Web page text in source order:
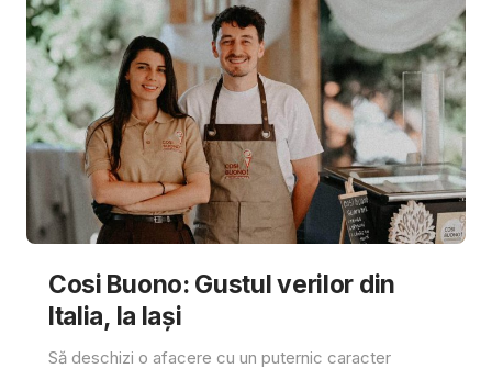
Cosi Buono: Gustul verilor din
Italia, la Iași
Să deschizi o afacere cu un puternic caracter